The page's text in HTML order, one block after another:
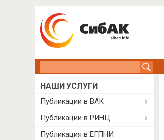
НАШИ УСЛУГИ
Публикации в ВАК
Публикации в РИНЦ
Публикация в ЕГПНИ